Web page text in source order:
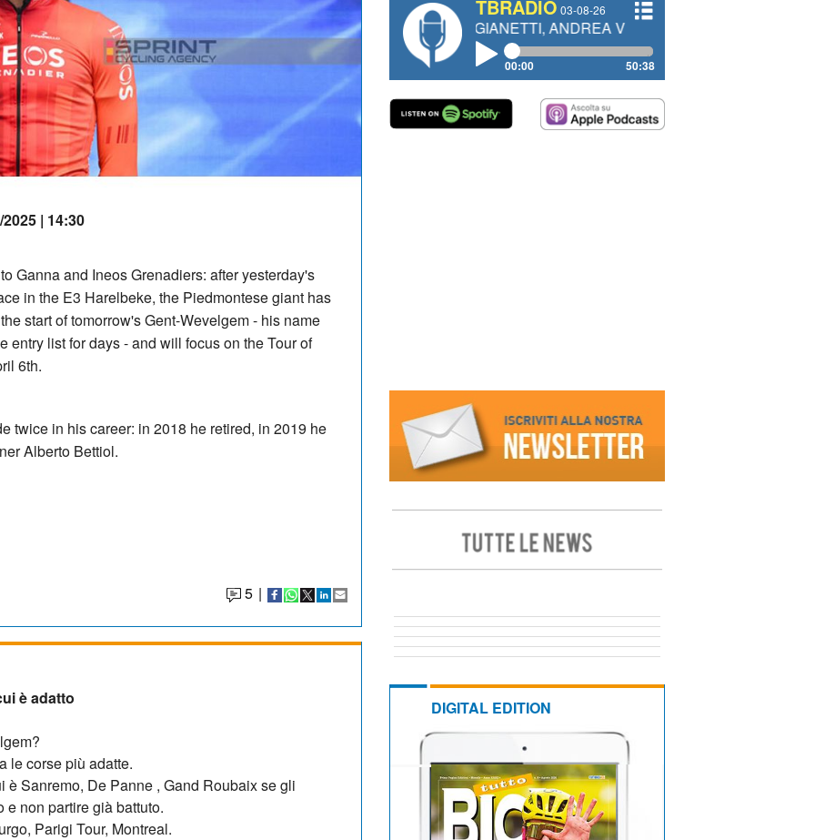
2025 | 14:30
Ganna and Ineos Grenadiers: after yesterday's
in the E3 Harelbeke, the Piedmontese giant has
start of tomorrow's Gent-Wevelgem - his name
entry list for days - and will focus on the Tour of
6th.
twice in his career: in 2018 he retired, in 2019 he
Alberto Bettiol.
5 |
è adatto
le corse più adatte.
è Sanremo, De Panne , Gand Roubaix se gli
e non partire già battuto.
Parigi Tour, Montreal.
TBRADIO 03-08-26
#334 CHARLY WEGELIUS, MAURO GIANETTI, ANDREA VENDRAME, FILIPPO FIORELLI
00:00 50:38
DIGITAL EDITION